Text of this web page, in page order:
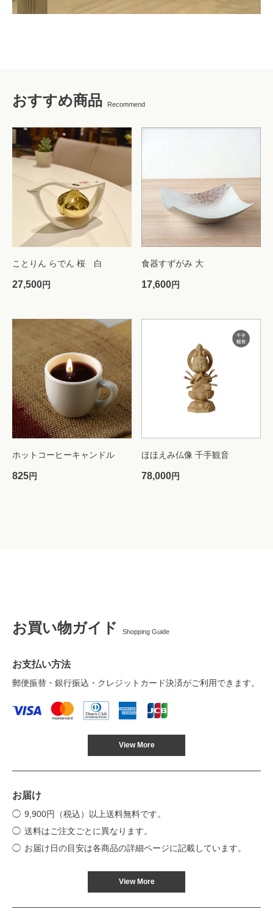
おすすめ商品 Recommend
ことりん らでん 桜 白
27,500円
食器すずがみ 大
17,600円
ホットコーヒーキャンドル
825円
ほほえみ仏像 千手観音
78,000円
お買い物ガイド Shopping Guide
お支払い方法
郵便振替・銀行振込・クレジットカード決済がご利用できます。
View More
お届け
9,900円（税込）以上送料無料です。
送料はご注文ごとに異なります。
お届け日の目安は各商品の詳細ページに記載しています。
View More